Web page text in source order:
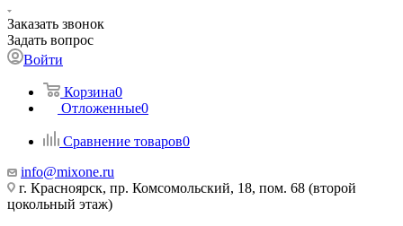
Заказать звонок
Задать вопрос
Войти
Корзина0
Отложенные0
Сравнение товаров0
info@mixone.ru
г. Красноярск, пр. Комсомольский, 18, пом. 68 (второй
цокольный этаж)